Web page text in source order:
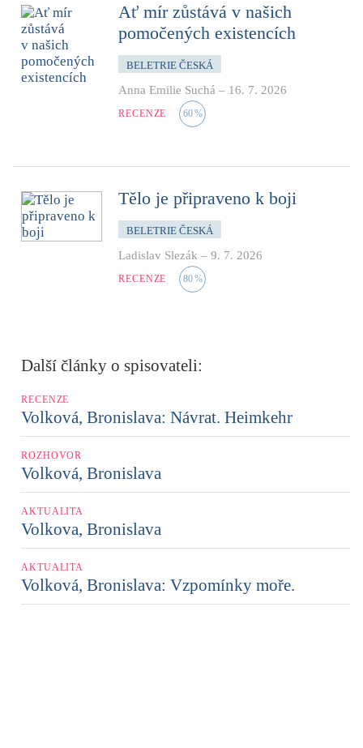
Ať mír zůstává v našich
pomočených existencích
BELETRIE ČESKÁ
Anna Emilie Suchá – 16. 7. 2026
RECENZE 60%
Tělo je připraveno k boji
BELETRIE ČESKÁ
Ladislav Slezák – 9. 7. 2026
RECENZE 80%
Další články o spisovateli:
RECENZE
Volková, Bronislava: Návrat. Heimkehr
ROZHOVOR
Volková, Bronislava
AKTUALITA
Volkova, Bronislava
AKTUALITA
Volková, Bronislava: Vzpomínky moře.